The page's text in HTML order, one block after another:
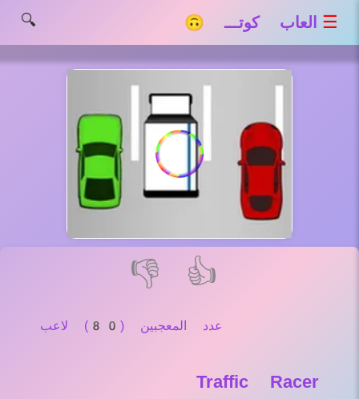
☰ العاب كوتـــ 🙃 🔍
👍
👎
عدد المعجبين (80) لاعب
Traffic Racer